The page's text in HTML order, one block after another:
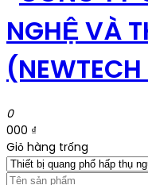
0
000 ₫
Giỏ hàng trống